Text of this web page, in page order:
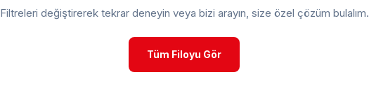
Filtreleri değiştirerek tekrar deneyin veya bizi arayın, size özel çözüm bulalım.
Tüm Filoyu Gör